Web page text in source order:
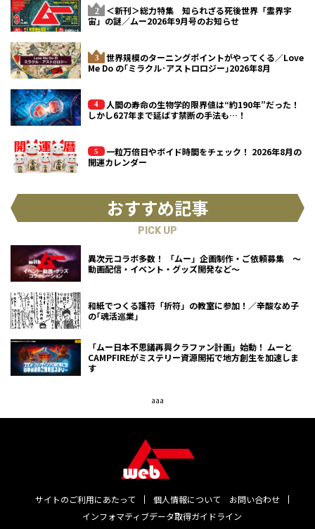
＜新刊＞総力特集 知られざる死後世界「霊界宇
宙」の謎／ムー2026年9月号のお知らせ
世界規模のターニングポイントがやってくる／Love
Me Do の｢ミラクル･アストロロジー｣2026年8月
人間の寿命の生物学的限界値は“約190年”だった！
しかし627年まで延ばす禁断の手法も…！
一粒万倍日やボイド時間をチェック！ 2026年8月の
開運カレンダー
おすすめ記事
PICK UP
異次元コラボ多数！ 「ムー」企画制作・ご依頼募集 ～
動画配信・イベント・グッズ開発など～
和紙でつくる護符「折符」の教室に参加！／辛酸なめ子
の｢魂活巡業｣
「ムー日本不思議再興クラファン計画」始動！ ムーと
CAMPFIREがミステリー資源開拓で地方創生を加速しま
す
aaa
サイトのご利用にあたって 個人情報について
お問い合わせ
インフォマティブデータ取得ガイドライン